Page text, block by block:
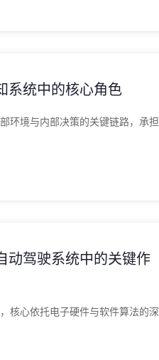
系统中的核心角色
环境与内部决策的关键链路，承担
动驾驶系统中的关键作
核心依托电子硬件与软件算法的深